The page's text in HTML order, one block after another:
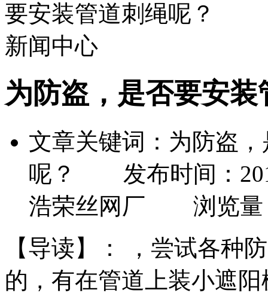
要安装管道刺绳呢？
新闻中心
为防盗，是否要安
文章关键词：为防盗
呢？ 发布时间：
浩荣丝网厂 浏览量
【导读】：
，尝试各种
的，有在管道上装小遮